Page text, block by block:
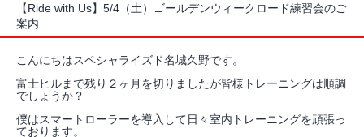
【Ride with Us】5/4（土）ゴールデンウィークロード練習会のご
案内
こんにちはスペシャライズド名城久野です。
富士ヒルまで残り２ヶ月を切りましたが皆様トレーニングは順調
でしょうか？
僕はスマートローラーを導入して日々室内トレーニングを頑張っ
ております。